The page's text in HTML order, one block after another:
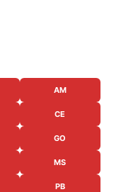
AM
CE
GO
MS
PB